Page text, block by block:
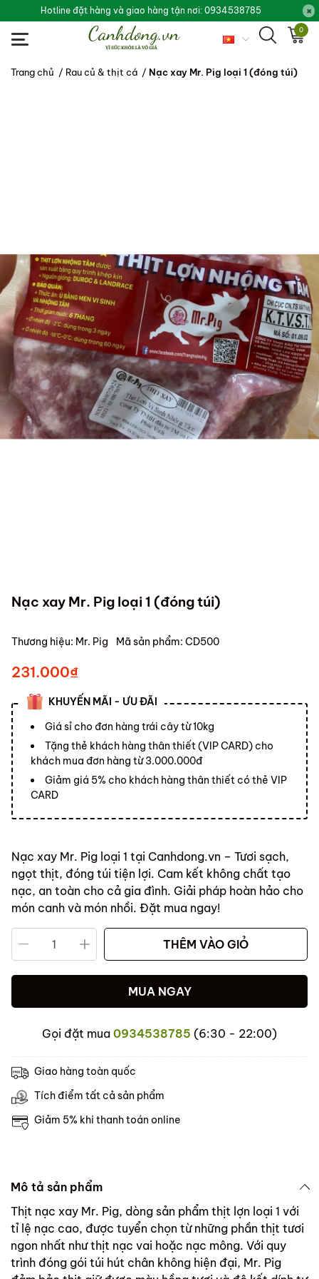
Hotline đặt hàng và giao hàng tận nơi: 0934538785
0
Trang chủ / Rau củ & thịt cá / Nạc xay Mr. Pig loại 1 (đóng túi)
Nạc xay Mr. Pig loại 1 (đóng túi)
Thương hiệu: Mr. Pig Mã sản phẩm: CD500
231.000₫
KHUYẾN MÃI - ƯU ĐÃI
Giá sỉ cho đơn hàng trái cây từ 10kg
Tặng thẻ khách hàng thân thiết (VIP CARD) cho
khách mua đơn hàng từ 3.000.000đ
Giảm giá 5% cho khách hàng thân thiết có thẻ VIP
CARD
Nạc xay Mr. Pig loại 1 tại Canhdong.vn – Tươi sạch,
ngọt thịt, đóng túi tiện lợi. Cam kết không chất tạo
nạc, an toàn cho cả gia đình. Giải pháp hoàn hảo cho
món canh và món nhồi. Đặt mua ngay!
THÊM VÀO GIỎ
MUA NGAY
Gọi đặt mua 0934538785 (6:30 - 22:00)
Giao hàng toàn quốc
Tích điểm tất cả sản phẩm
Giảm 5% khi thanh toán online
Mô tả sản phẩm
Thịt nạc xay Mr. Pig, dòng sản phẩm thịt lợn loại 1 với
tỉ lệ nạc cao, được tuyển chọn từ những phần thịt tươi
ngon nhất như thịt nạc vai hoặc nạc mông. Với quy
trình đóng gói túi hút chân không hiện đại, Mr. Pig